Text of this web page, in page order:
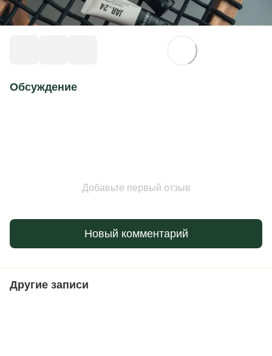
Обсуждение
Добавьте первый отзыв
Новый комментарий
Другие записи